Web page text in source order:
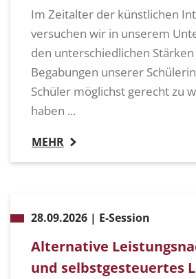
Im Zeitalter der künstlichen
versuchen wir in unserem
den unterschiedlichen
Begabungen unserer
Schüler möglichst gerecht zu
haben ...
MEHR
28.09.2026 | E-Session
Alternative
und selbstgesteuertes